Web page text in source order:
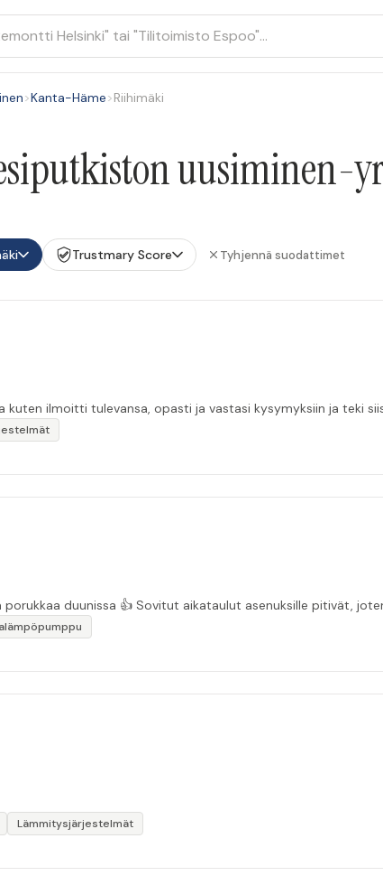
>Kanta-Häme>Riihimäki
uusiminen-
Trustmary Score Tyhjennä suodattimet
kuten ilmoitti tulevansa, opasti ja vastasi kysymyksiin ja teki
“Asiakasystävällinen sähköyritys ja ihan mukavaa porukkaa duunissa
Lämmitysjärjestelmät